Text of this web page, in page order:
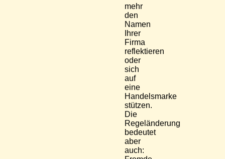
mehr
den
Namen
Ihrer
Firma
reflektieren
oder
sich
auf
eine
Handelsmarke
stützen.
Die
Regeländerung
bedeutet
aber
auch: